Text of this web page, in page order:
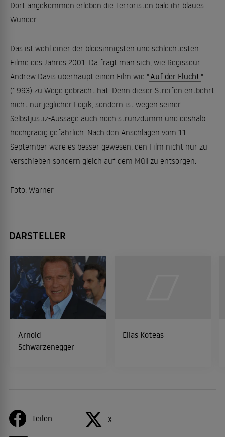
Dort angekommen erleben die Terroristen bald ihr blaues
Wunder ...
Das ist wohl einer der blödsinnigsten und schlechtesten
Filme des Jahres 2001. Da fragt man sich, wie Regisseur
Andrew Davis überhaupt einen Film wie "Auf der Flucht "
(1993) zu Wege gebracht hat. Denn dieser Streifen entbehrt
nicht nur jeglicher Logik, sondern ist wegen seiner
Selbstjustiz-Aussage auch noch strunzdumm und deshalb
hochgradig gefährlich. Nach den Anschlägen vom 11.
September wäre es besser gewesen, den Film nicht nur zu
verschieben sondern gleich auf dem Müll zu entsorgen.
Foto: Warner
DARSTELLER
Arnold
Schwarzenegger
Elias Koteas
Teilen X